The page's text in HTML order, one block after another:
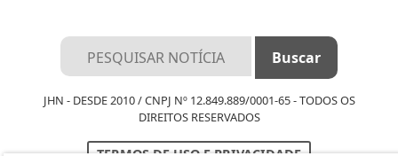
JHN - DESDE 2010 / CNPJ Nº 12.849.889/0001-65 - TODOS OS
DIREITOS RESERVADOS